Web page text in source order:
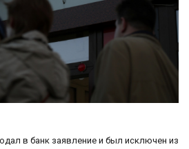
в банк заявление и был исключен из